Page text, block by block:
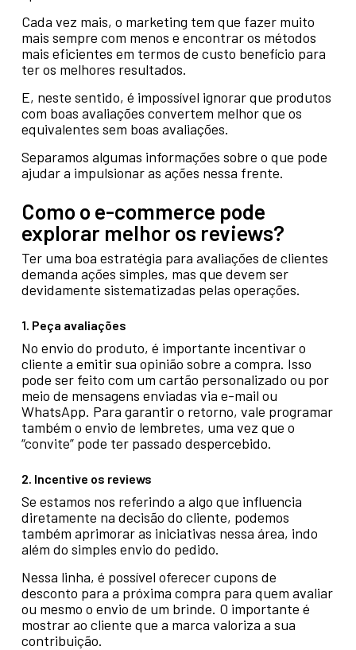
Cada vez mais, o marketing tem que fazer muito
mais sempre com menos e encontrar os métodos
mais eficientes em termos de custo benefício para
ter os melhores resultados.
E, neste sentido, é impossível ignorar que produtos
com boas avaliações convertem melhor que os
equivalentes sem boas avaliações.
Separamos algumas informações sobre o que pode
ajudar a impulsionar as ações nessa frente.
Como o e-commerce pode
explorar melhor os reviews?
Ter uma boa estratégia para avaliações de clientes
demanda ações simples, mas que devem ser
devidamente sistematizadas pelas operações.
1. Peça avaliações
No envio do produto, é importante incentivar o
cliente a emitir sua opinião sobre a compra. Isso
pode ser feito com um cartão personalizado ou por
meio de mensagens enviadas via e-mail ou
WhatsApp. Para garantir o retorno, vale programar
também o envio de lembretes, uma vez que o
“convite” pode ter passado despercebido.
2. Incentive os reviews
Se estamos nos referindo a algo que influencia
diretamente na decisão do cliente, podemos
também aprimorar as iniciativas nessa área, indo
além do simples envio do pedido.
Nessa linha, é possível oferecer cupons de
desconto para a próxima compra para quem avaliar
ou mesmo o envio de um brinde. O importante é
mostrar ao cliente que a marca valoriza a sua
contribuição.